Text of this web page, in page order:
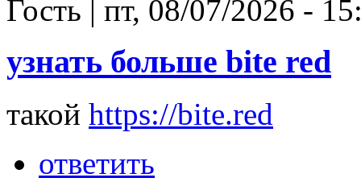
Гость | пт, 08/07/2026 -
узнать больше bite red
такой https://bite.red
ответить